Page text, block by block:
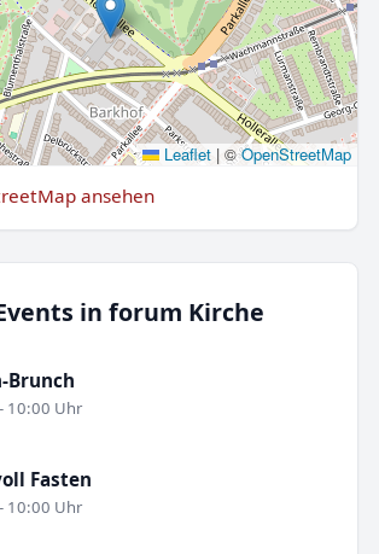
Leaflet |©OpenStreetMap
ansehen
in forum Kirche
Brunch
10:00 Uhr
Fasten
10:00 Uhr